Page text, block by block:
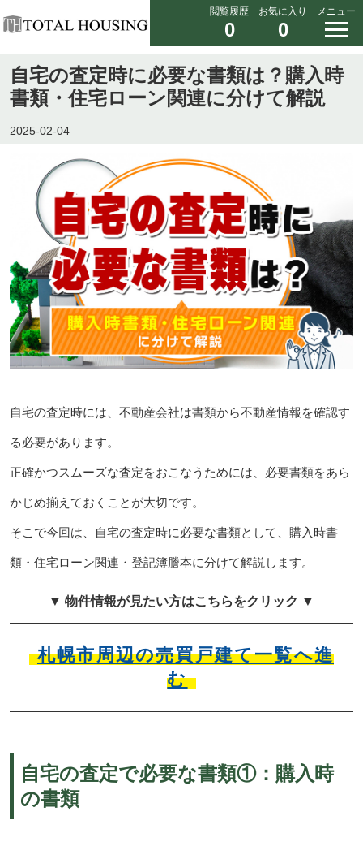
閲覧履歴
0
お気に入り
0
メニュー
自宅の査定時に必要な書類は？購入時
書類・住宅ローン関連に分けて解説
2025-02-04
自宅の査定時には、不動産会社は書類から不動産情報を確認す
る必要があります。
正確かつスムーズな査定をおこなうためには、必要書類をあら
かじめ揃えておくことが大切です。
そこで今回は、自宅の査定時に必要な書類として、購入時書
類・住宅ローン関連・登記簿謄本に分けて解説します。
▼ 物件情報が見たい方はこちらをクリック ▼
札幌市周辺の売買戸建て一覧へ進
む
自宅の査定で必要な書類①：購入時
の書類